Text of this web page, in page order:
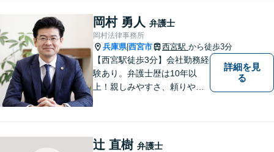
イエンスの博士号も保有）と
交渉経験が豊富な弁護士
岡村 勇人 弁護士
岡村法律事務所
兵庫県|西宮市 西宮駅 から徒歩3分
【西宮駅徒歩3分】会社勤務経
験あり。弁護士歴は10年以
上！親しみやすさ、頼りやす
面談無料】
詳細を見
る
辻 直樹 弁護士